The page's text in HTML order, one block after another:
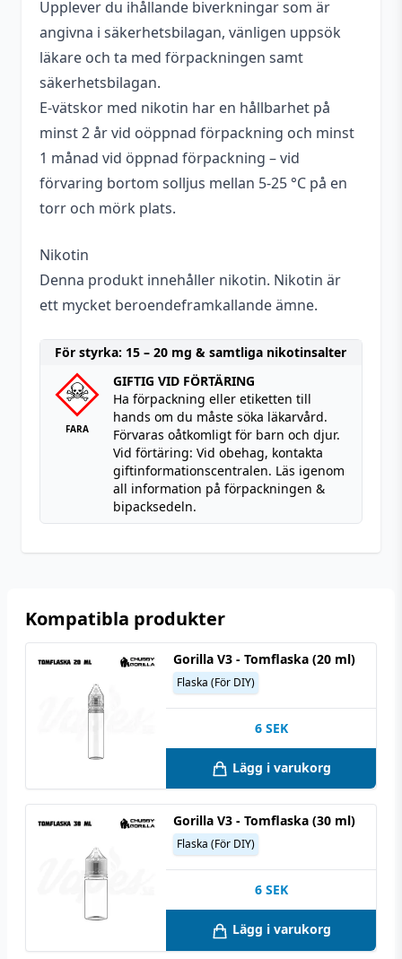
Upplever du ihållande biverkningar som är
angivna i säkerhetsbilagan, vänligen uppsök
läkare och ta med förpackningen samt
säkerhetsbilagan.
E-vätskor med nikotin har en hållbarhet på
minst 2 år vid oöppnad förpackning och minst
1 månad vid öppnad förpackning – vid
förvaring bortom solljus mellan 5-25 °C på en
torr och mörk plats.
Nikotin
Denna produkt innehåller nikotin. Nikotin är
ett mycket beroendeframkallande ämne.
För styrka: 15 – 20 mg & samtliga nikotinsalter
FARA
GIFTIG VID FÖRTÄRING
Ha förpackning eller etiketten till
hands om du måste söka läkarvård.
Förvaras oåtkomligt för barn och djur.
Vid förtäring: Vid obehag, kontakta
giftinformationscentralen. Läs igenom
all information på förpackningen &
bipacksedeln.
Kompatibla produkter
Gorilla V3 - Tomflaska (20 ml)
Flaska (För DIY)
6 SEK
Lägg i varukorg
Gorilla V3 - Tomflaska (30 ml)
Flaska (För DIY)
6 SEK
Lägg i varukorg